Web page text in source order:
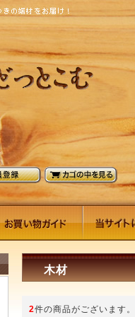
木材
2件の商品がございます。